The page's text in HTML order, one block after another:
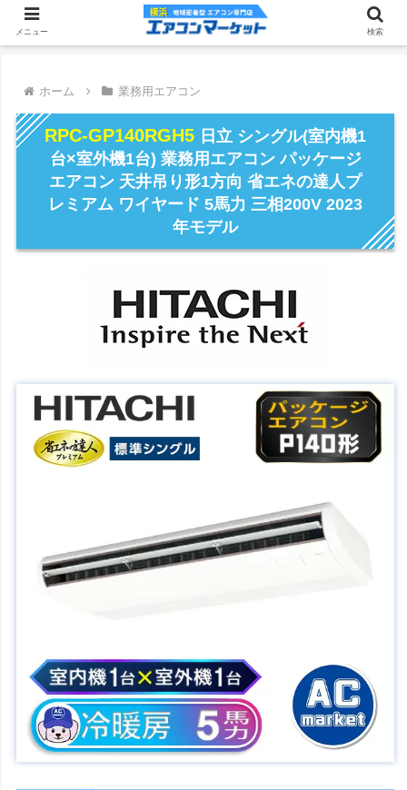
ホーム 業務用エアコン
RPC-GP140RGH5 日立 シングル(室内機1
台×室外機1台) 業務用エアコン パッケージ
エアコン 天井吊り形1方向 省エネの達人プ
レミアム ワイヤード 5馬力 三相200V 2023
年モデル
メニュー 検索